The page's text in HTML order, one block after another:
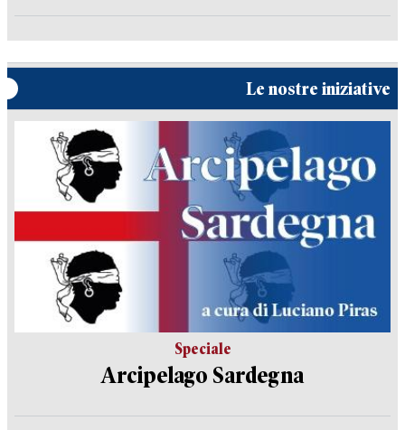
Le nostre iniziative
Speciale
Arcipelago Sardegna